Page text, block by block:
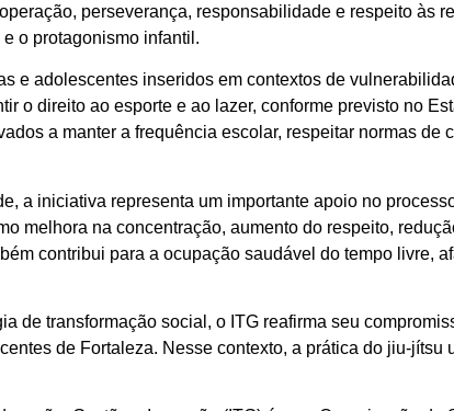
perseverança, responsabilidade e respeito às
o protagonismo infantil.
e adolescentes inseridos em contextos de
o direito ao esporte e ao lazer, conforme previsto no
a manter a frequência escolar, respeitar normas
a iniciativa representa um importante apoio no
melhora na concentração, aumento do respeito,
contribui para a ocupação saudável do tempo livre,
de transformação social, o ITG reafirma seu
de Fortaleza. Nesse contexto, a prática do jiu-